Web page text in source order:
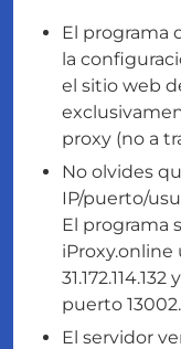
El programa
la
el sitio web
proxy (no a
No olvides
IP/puerto/
El programa
iProxy.online
puerto 13002.
El servidor